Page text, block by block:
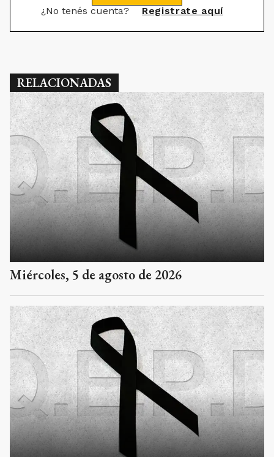
¿No tenés cuenta? Registrate aquí
RELACIONADAS
Miércoles, 5 de agosto de 2026